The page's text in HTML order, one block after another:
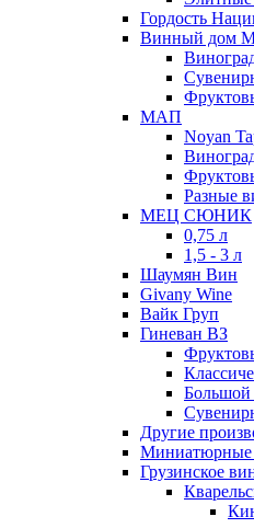
Гордость
Винный дом
МАП
Noyan
Разные
МЕЦ СЮНИК
0,75 л
1,5 - 3 л
Шаумян Вин
Givany Wine
Вайк Груп
Гиневан ВЗ
Большой
Другие
Миниатюрные
Грузинское